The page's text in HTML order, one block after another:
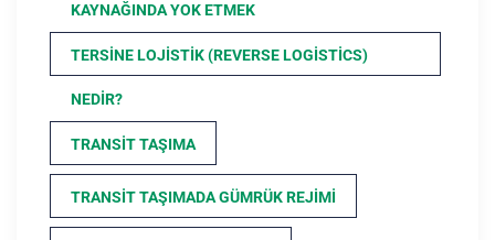
KAYNAĞINDA YOK ETMEK
TERSINE LOJISTIK (REVERSE LOGISTICS)
NEDIR?
TRANSIT TAŞIMA
TRANSIT TAŞIMADA GÜMRÜK REJIMI